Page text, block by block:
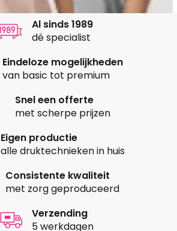
Al sinds 1989
dé specialist
Eindeloze mogelijkheden
van basic tot premium
Snel een offerte
met scherpe prijzen
Eigen productie
alle druktechnieken in huis
Consistente kwaliteit
met zorg geproduceerd
Verzending
5 werkdagen